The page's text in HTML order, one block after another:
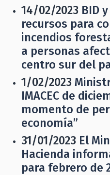
14/02/2023 BID
recursos para
incendios
a personas
centro sur del
1/02/2023
IMACEC de
momento de
economía”
31/01/2023 El
Hacienda
para febrero de